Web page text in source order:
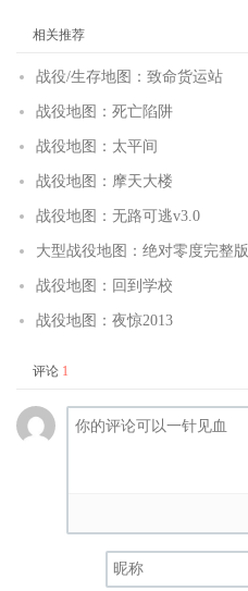
相关推荐
战役/生存地图：致命货运站
战役地图：死亡陷阱
战役地图：太平间
战役地图：摩天大楼
战役地图：无路可逃v3.0
大型战役地图：绝对零度完整版
战役地图：回到学校
战役地图：夜惊2013
评论 1